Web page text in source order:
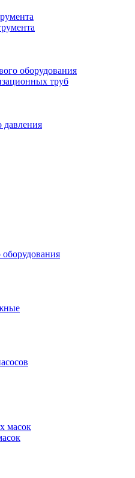
оборудования
труб
давления
масок